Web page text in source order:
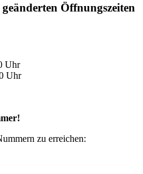
Öffnungszeiten
Uhr
Uhr
zu erreichen: